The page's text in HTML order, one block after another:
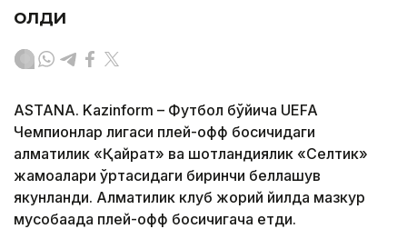
олди
ASTANA. Kazinform – Футбол бўйича UEFA
Чемпионлар лигаси плей-офф босқичидаги
алматилик «Қайрат» ва шотландиялик «Селтик»
жамоалари ўртасидаги биринчи беллашув
якунланди. Алматилик клуб жорий йилда мазкур
мусобақада плей-офф босқичигача етди.